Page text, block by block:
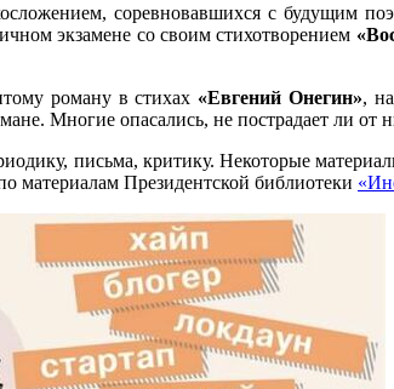
соревновавшихся с будущим
экзамене со своим стихотворением
роману в стихах «Евгений Онегин»,
Многие опасались, не пострадает ли от
письма, критику. Некоторые
материалам Президентской библиотеки